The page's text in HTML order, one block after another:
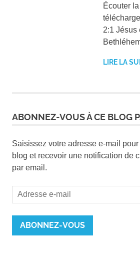
Écouter
2:1 Jésus
LIRE LA
ABONNEZ-VOUS À CE BLOG
Saisissez votre adresse e-mail
blog et recevoir une notification de
par email.
Adresse
e-
mail
ABONNEZ-VOUS